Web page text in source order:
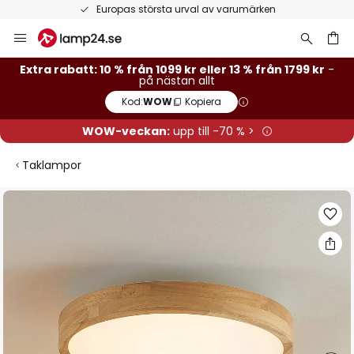
Europas största urval av varumärken
Hoppa
till
innehållet
Extra rabatt: 10 % från 1099 kr eller 13 % från 1799 kr -
på nästan allt
Kod:WOW Kopiera
WOW-veckan:upp till -70 % >
Taklampor
Hoppa